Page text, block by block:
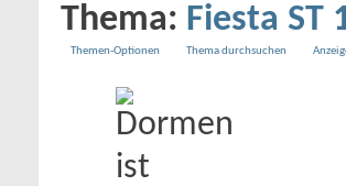
Thema: Fiesta ST
Themen-Optionen Thema durchsuchen